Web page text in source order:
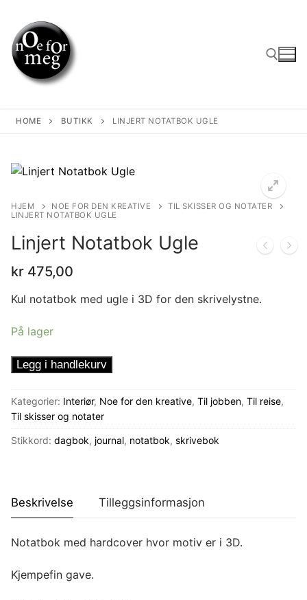
content
HOME BUTIKK LINJERT NOTATBOK UGLE
HJEM NOE FOR DEN KREATIVE
TIL SKISSER OG NOTATER
LINJERT NOTATBOK UGLE
Linjert Notatbok Ugle
kr 475,00
Kul notatbok med ugle i 3D for den skrivelystne.
På lager
Linjert
Ugle
antall
Legg i handlekurv
Kategorier: Interiør, Noe for den kreative, Til jobben, Til reise,
Til skisser og notater
Stikkord: dagbok, journal, notatbok, skrivebok
Beskrivelse Tilleggsinformasjon
Notatbok med hardcover hvor motiv er i 3D.
Kjempefin gave.